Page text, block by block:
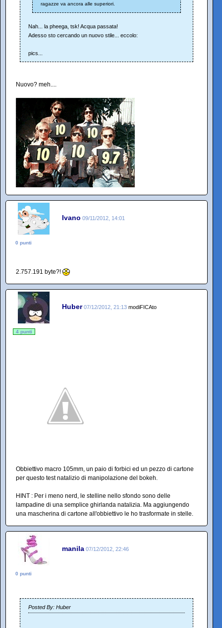
ragazze va ancora alle superiori.
Nah... la pheega, tsk! Acqua passata!
Adesso sto cercando un nuovo stile... eccolo:
pics...
Nuovo? meh....
Ivano 09/11/2012, 14:01
0 punti
2.757.191 byte?!
Huber 07/12/2012, 21:13 modiFICAto
4 punti
Obbiettivo macro 105mm, un paio di forbici ed un pezzo di cartone
per questo test natalizio di manipolazione del bokeh.
HINT : Per i meno nerd, le stelline nello sfondo sono delle
lampadine di una semplice ghirlanda natalizia. Ma aggiungendo
una mascherina di cartone all'obbiettivo le ho trasformate in stelle.
manila 07/12/2012, 22:46
0 punti
Posted By: Huber